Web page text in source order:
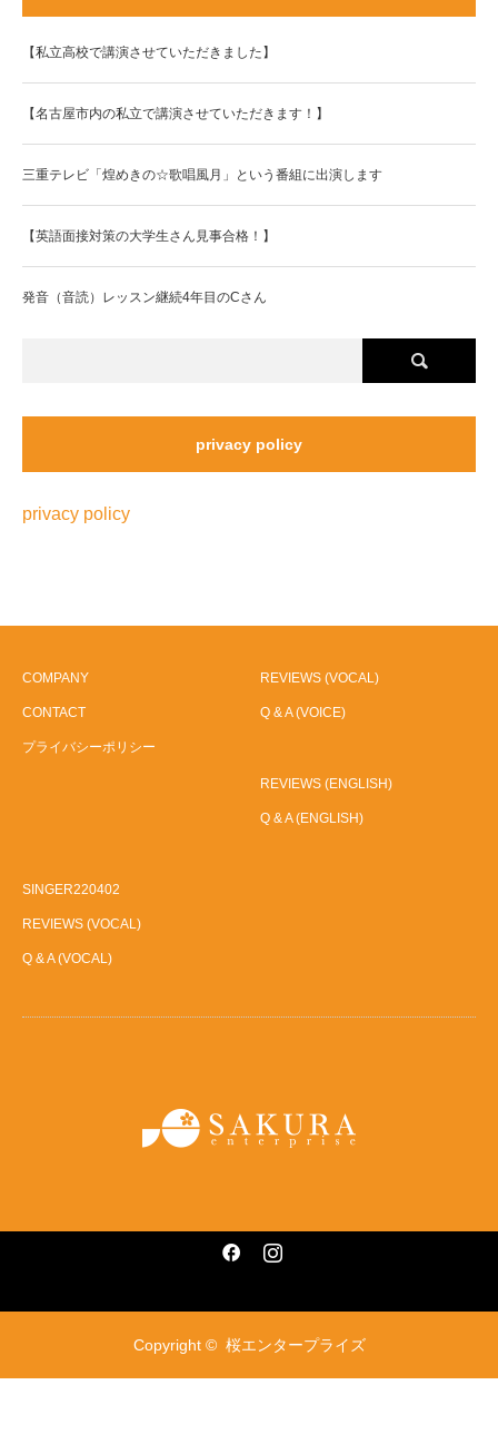
【私立高校で講演させていただきました】
【名古屋市内の私立で講演させていただきます！】
三重テレビ「煌めきの☆歌唱風月」という番組に出演します
【英語面接対策の大学生さん見事合格！】
発音（音読）レッスン継続4年目のCさん
privacy policy
privacy policy
COMPANY
CONTACT
プライバシーポリシー
REVIEWS (VOCAL)
Q & A (VOICE)
REVIEWS (ENGLISH)
Q & A (ENGLISH)
SINGER220402
REVIEWS (VOCAL)
Q & A (VOCAL)
Copyright © 桜エンタープライズ